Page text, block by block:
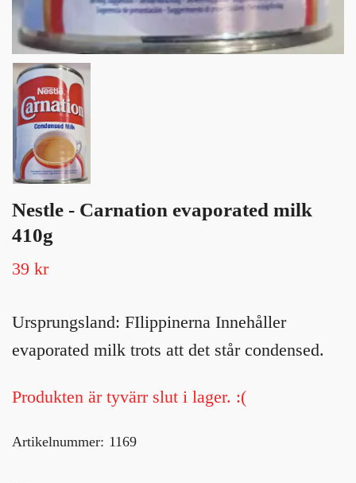
Nestle - Carnation evaporated milk
410g
39 kr
Ursprungsland: FIlippinerna Innehåller
evaporated milk trots att det står condensed.
Produkten är tyvärr slut i lager. :(
Artikelnummer: 1169